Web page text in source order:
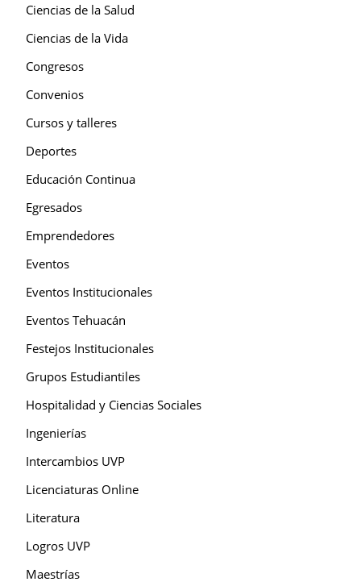
Ciencias de la Salud
Ciencias de la Vida
Congresos
Convenios
Cursos y talleres
Deportes
Educación Continua
Egresados
Emprendedores
Eventos
Eventos Institucionales
Eventos Tehuacán
Festejos Institucionales
Grupos Estudiantiles
Hospitalidad y Ciencias Sociales
Ingenierías
Intercambios UVP
Licenciaturas Online
Literatura
Logros UVP
Maestrías